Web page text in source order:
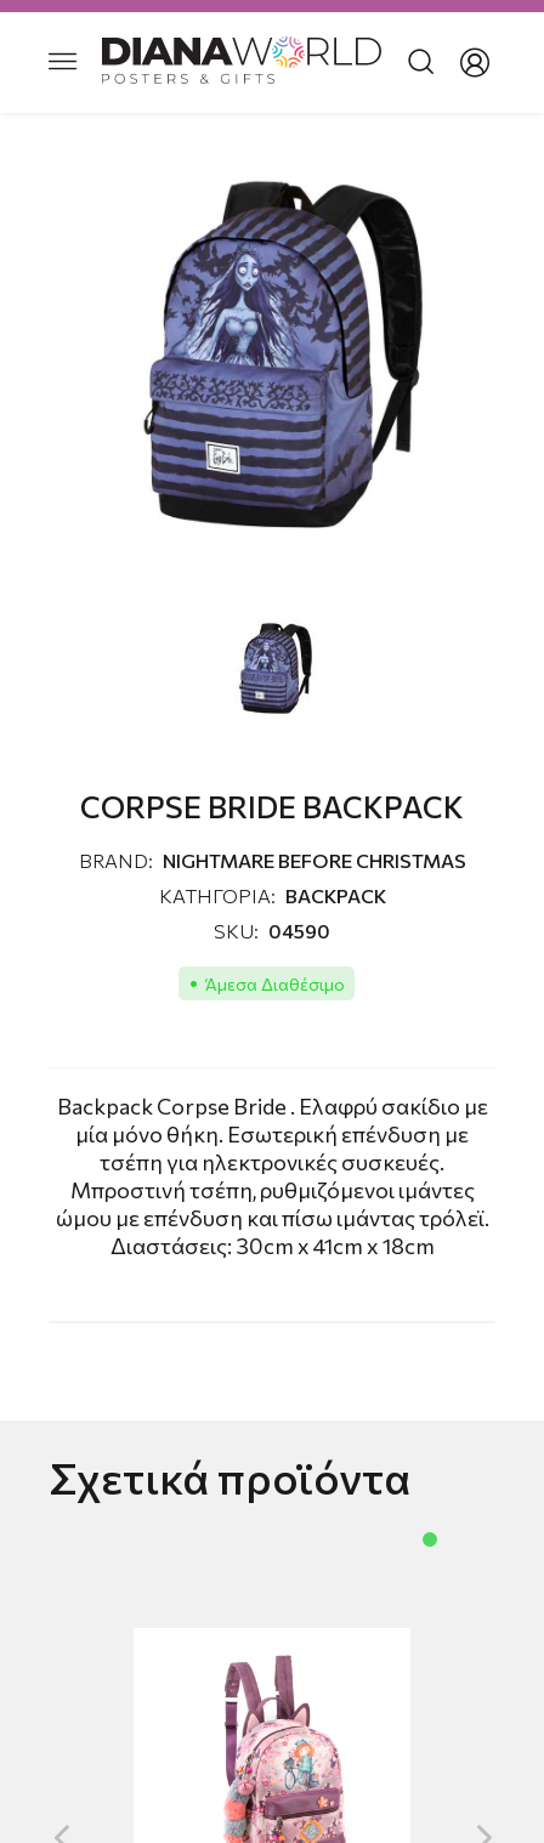
CORPSE BRIDE BACKPACK
BRAND: NIGHTMARE BEFORE CHRISTMAS
ΚΑΤΗΓΟΡΙΑ: BACKPACK
SKU: 04590
Άμεσα Διαθέσιμο
Backpack Corpse Bride . Ελαφρύ σακίδιο με
μία μόνο θήκη. Εσωτερική επένδυση με
τσέπη για ηλεκτρονικές συσκευές.
Μπροστινή τσέπη, ρυθμιζόμενοι ιμάντες
ώμου με επένδυση και πίσω ιμάντας τρόλεϊ.
Διαστάσεις: 30cm x 41cm x 18cm
Σχετικά προϊόντα